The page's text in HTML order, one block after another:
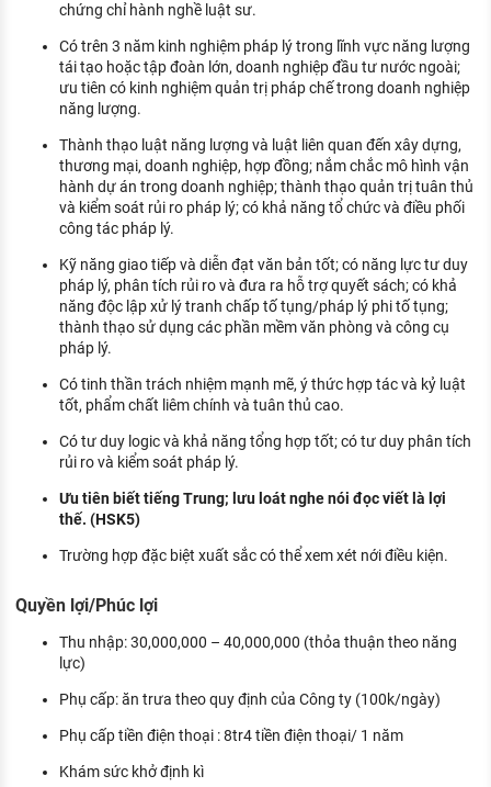
chứng chỉ hành nghề luật sư.
Có trên 3 năm kinh nghiệm pháp lý trong lĩnh vực năng lượng
tái tạo hoặc tập đoàn lớn, doanh nghiệp đầu tư nước ngoài;
ưu tiên có kinh nghiệm quản trị pháp chế trong doanh nghiệp
năng lượng.
Thành thạo luật năng lượng và luật liên quan đến xây dựng,
thương mại, doanh nghiệp, hợp đồng; nắm chắc mô hình vận
hành dự án trong doanh nghiệp; thành thạo quản trị tuân thủ
và kiểm soát rủi ro pháp lý; có khả năng tổ chức và điều phối
công tác pháp lý.
Kỹ năng giao tiếp và diễn đạt văn bản tốt; có năng lực tư duy
pháp lý, phân tích rủi ro và đưa ra hỗ trợ quyết sách; có khả
năng độc lập xử lý tranh chấp tố tụng/pháp lý phi tố tụng;
thành thạo sử dụng các phần mềm văn phòng và công cụ
pháp lý.
Có tinh thần trách nhiệm mạnh mẽ, ý thức hợp tác và kỷ luật
tốt, phẩm chất liêm chính và tuân thủ cao.
Có tư duy logic và khả năng tổng hợp tốt; có tư duy phân tích
rủi ro và kiểm soát pháp lý.
Ưu tiên biết tiếng Trung; lưu loát nghe nói đọc viết là lợi
thế. (HSK5)
Trường hợp đặc biệt xuất sắc có thể xem xét nới điều kiện.
Quyền lợi/Phúc lợi
Thu nhập: 30,000,000 – 40,000,000 (thỏa thuận theo năng
lực)
Phụ cấp: ăn trưa theo quy định của Công ty (100k/ngày)
Phụ cấp tiền điện thoại : 8tr4 tiền điện thoại/ 1 năm
Khám sức khở định kì